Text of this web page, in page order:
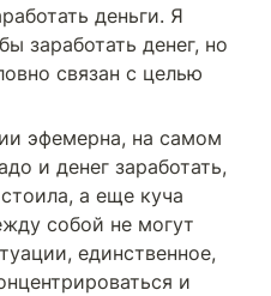
деньги. Я
заработать денег, но
связан с целью
эфемерна, на самом
и денег заработать,
а еще куча
собой не могут
единственное,
и